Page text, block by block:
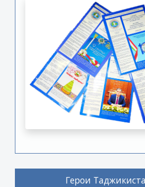
Герои